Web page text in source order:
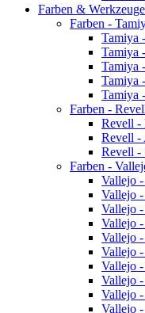
Farben & Werkzeuge
Farben -
Tamiya
Tamiya
Tamiya
Tamiya
Tamiya
Farben -
Revell -
Revell -
Revell -
Farben -
Vallejo
Vallejo
Vallejo
Vallejo
Vallejo
Vallejo
Vallejo
Vallejo
Vallejo -
Vallejo